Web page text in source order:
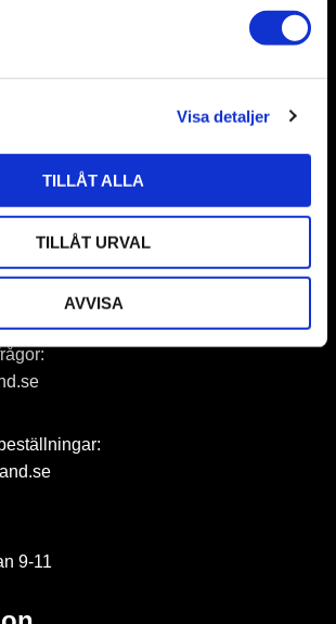
Visa detaljer
TILLÅT ALLA
TILLÅT URVAL
AVVISA
behandlas i enlighet med vårintegritetspolicy.
AB
9-11